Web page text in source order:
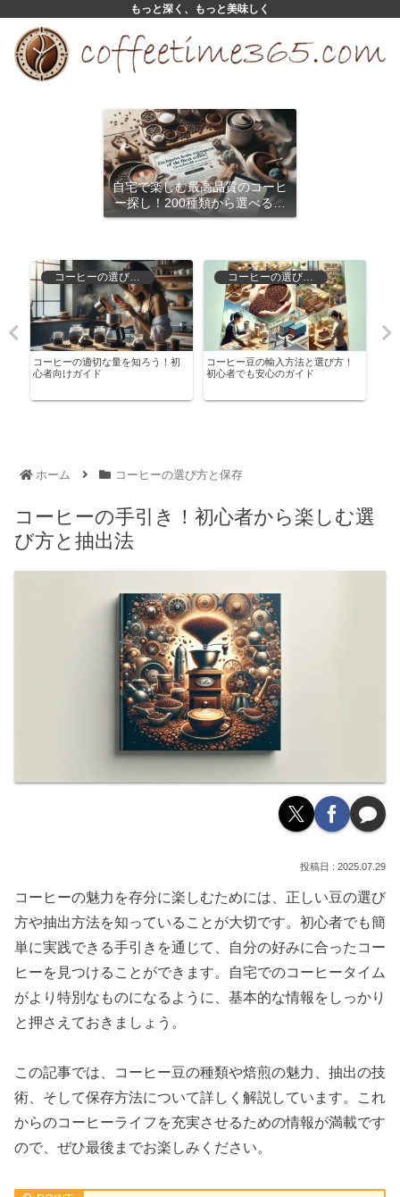
もっと深く、もっと美味しく
自宅で楽しむ最高品質のコーヒ
ー探し！200種類から選べるサ
ブスクリプション
コーヒーの適切な量を知ろう！初
心者向けガイド
コーヒー豆の輸入方法と選び方！
初心者でも安心のガイド
ホーム コーヒーの選び方と保存
コーヒーの手引き！初心者から楽しむ選
び方と抽出法
2025.07.29
コーヒーの魅力を存分に楽しむためには、正しい豆の選び
方や抽出方法を知っていることが大切です。初心者でも簡
単に実践できる手引きを通じて、自分の好みに合ったコー
ヒーを見つけることができます。自宅でのコーヒータイム
がより特別なものになるように、基本的な情報をしっかり
と押さえておきましょう。
この記事では、コーヒー豆の種類や焙煎の魅力、抽出の技
術、そして保存方法について詳しく解説しています。これ
からのコーヒーライフを充実させるための情報が満載です
ので、ぜひ最後までお楽しみください。